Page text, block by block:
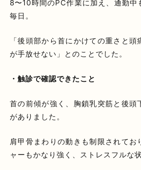
8〜10時間のPC作業に加え、通勤中
毎日。
「後頭部から首にかけての重さと
が手放せない」とのことでした。
・触診で確認できたこと
首の前傾が強く、胸鎖乳突筋と後頭
がありました。
肩甲骨まわりの動きも制限されてお
ャーもかなり強く、ストレスフルな